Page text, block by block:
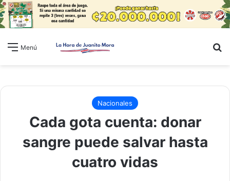
Menú
Nacionales
Cada gota cuenta: donar
sangre puede salvar hasta
cuatro vidas